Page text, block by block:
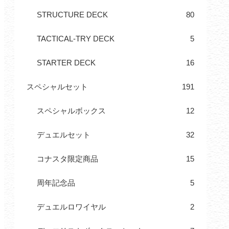
STRUCTURE DECK 80
TACTICAL-TRY DECK 5
STARTER DECK 16
スペシャルセット 191
スペシャルボックス 12
デュエルセット 32
コナスタ限定商品 15
周年記念品 5
デュエルロワイヤル 2